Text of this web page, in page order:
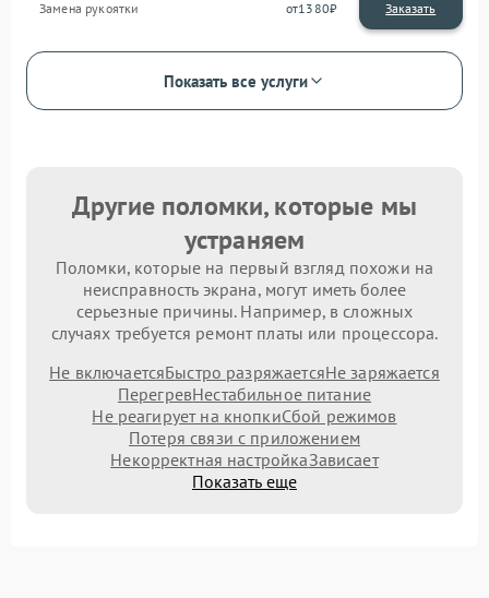
Замена рукоятки 1380
Показать все услуги
Другие поломки, которые мы
устраняем
Поломки, которые на первый взгляд похожи на
неисправность экрана, могут иметь более
серьезные причины. Например, в сложных
случаях требуется ремонт платы или процессора.
Не включаетсяБыстро разряжаетсяНе заряжается
ПерегревНестабильное питание
Не реагирует на кнопкиСбой режимов
Потеря связи с приложением
Некорректная настройкаЗависает
Показать еще